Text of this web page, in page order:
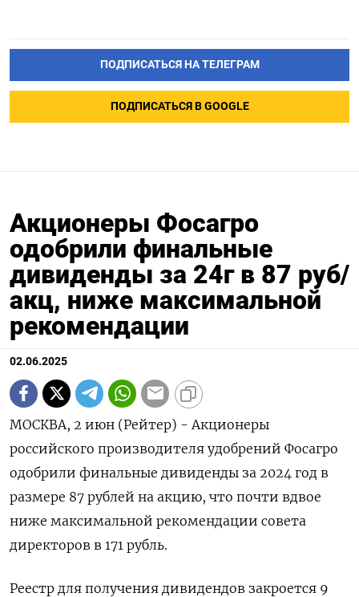
ПОДПИСАТЬСЯ НА ТЕЛЕГРАМ
ПОДПИСАТЬСЯ В GOOGLE
Акционеры Фосагро
одобрили финальные
дивиденды за 24г в 87 руб/
акц, ниже максимальной
рекомендации
02.06.2025
МОСКВА, 2 июн (Рейтер) - Акционеры
российского производителя удобрений Фосагро
одобрили финальные дивиденды за 2024 год в
размере 87 рублей на акцию, что почти вдвое
ниже максимальной рекомендации совета
директоров в 171 рубль.
Реестр для получения дивидендов закроется 9